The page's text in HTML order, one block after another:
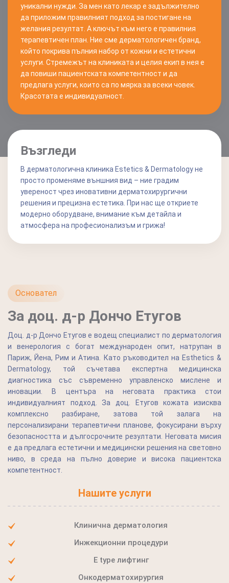
уникални нужди. За мен като лекар е задължително
да приложим правилният подход за постигане на
желания резултат. А ключът към него е правилния
терапевтичен план. Ние сме дерматологичен бранд,
който покрива пълния набор от кожни и естетични
услуги. Стремежът на клиниката и целия екип в нея е
да повиши пациентската компетентност и да
предлага услуги, които са по мярка за всеки човек.
Красотата е индивидуалност.
Възгледи
В дерматологична клиника Estetics & Dermatology не
просто променяме външния вид – ние градим
увереност чрез иновативни дерматохирургични
решения и прецизна естетика. При нас ще откриете
модерно оборудване, внимание към детайла и
атмосфера на професионализъм и грижа!
Основател
За доц. д-р Дончо Етугов
Доц. д-р Дончо Етугов е водещ специалист по дерматология
и венерология с богат международен опит, натрупан в
Париж, Йена, Рим и Атина. Като ръководител на Esthetics &
Dermatology, той съчетава експертна медицинска
диагностика със съвременно управленско мислене и
иновации. В центъра на неговата практика стои
индивидуалният подход. За доц. Етугов кожата изисква
комплексно разбиране, затова той залага на
персонализирани терапевтични планове, фокусирани върху
безопасността и дългосрочните резултати. Неговата мисия
е да предлага естетични и медицински решения на световно
ниво, в среда на пълно доверие и висока пациентска
компетентност.
Нашите услуги
Клинична дерматология
Инжекционни процедури
E type лифтинг
Онкодерматохирургия